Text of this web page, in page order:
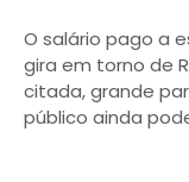
O salário pago a
gira em torno de
citada, grande
público ainda